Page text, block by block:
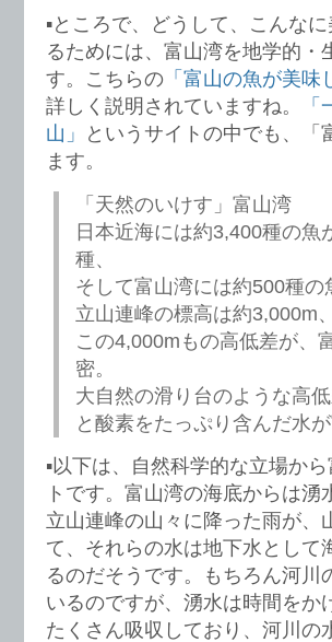
▪️ところで、どうして、こんな
るためには、富山湾を地学的
す。こちらの 「富山の魚が美
詳しく説明されていますね。
山」
というサイトの中でも、
ます。
「天然のいけす」富山湾
日本近海には約3,400種の
種、
そして富山湾には約500種
立山連峰の標高は約3,000m
この4,000mもの高低差が、
密。
大自然の滑り台のような高
と酸素をたっぷり含んだ水
▪️以下は、自然科学的な立場か
トです。富山湾の海底からは
立山連峰の山々に降った雨が、
て、それらの水は地下水として
るのだそうです。もちろん河
いるのですが、湧水は時間をか
たくさん吸収しており、河川の